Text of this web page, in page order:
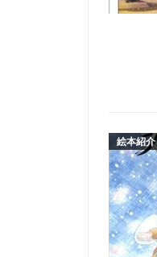
絵本紹介